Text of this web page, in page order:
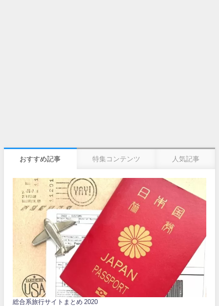
おすすめ記事 特集コンテンツ 人気記事
総合系旅行サイトまとめ 2020